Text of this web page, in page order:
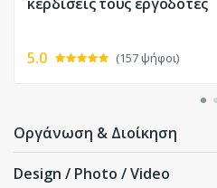
5.0 (157 ψήφοι)
Οργάνωση & Διοίκηση
Design / Photo / Video